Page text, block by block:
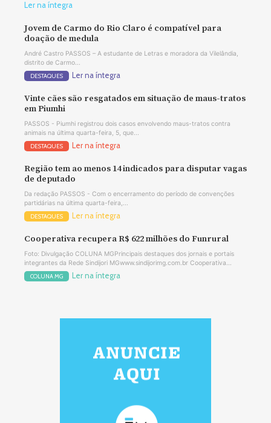
Ler na íntegra
Jovem de Carmo do Rio Claro é compatível para
doação de medula
André Castro PASSOS – A estudante de Letras e moradora da Vilelândia,
distrito de Carmo...
DESTAQUES Ler na íntegra
Vinte cães são resgatados em situação de maus-tratos
em Piumhi
PASSOS - Piumhi registrou dois casos envolvendo maus-tratos contra
animais na última quarta-feira, 5, que...
DESTAQUES Ler na íntegra
Região tem ao menos 14 indicados para disputar vagas
de deputado
Da redação PASSOS - Com o encerramento do período de convenções
partidárias na última quarta-feira,...
DESTAQUES Ler na íntegra
Cooperativa recupera R$ 622 milhões do Funrural
Foto: Divulgação COLUNA MGPrincipais destaques dos jornais e portais
integrantes da Rede Sindijori MGwww.sindijorimg.com.br Cooperativa...
COLUNA MG Ler na íntegra